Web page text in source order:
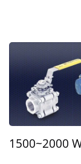
1500~2000